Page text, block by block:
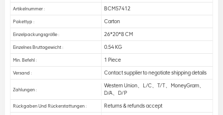
Artikelnummer : BCM57412
Pakettyp : Carton
Einzelpackungsgröße : 26*20*8 CM
Einzelnes Bruttogewicht : 0.54 KG
Min. Befehl : 1 Piece
Versand : Contact supplier to negotiate shipping details
Zahlungen :
Western Union、L/C、T/T、MoneyGram、
D/A、D/P
Rückgaben Und Rückerstattungen : Returns & refunds accept